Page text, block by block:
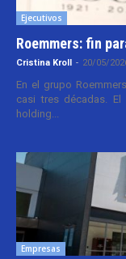
Ejecutivos
Roemmers: fin
Cristina Kroll - 20/05/
En el grupo
casi tres décadas. El
holding...
Empresas